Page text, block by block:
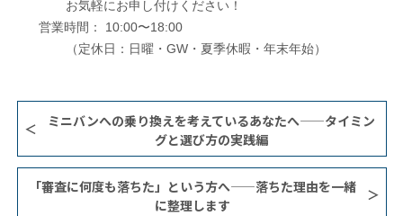
お気軽にお申し付けください！
営業時間： 10:00〜18:00
（定休日：日曜・GW・夏季休暇・年末年始）
ミニバンへの乗り換えを考えているあなたへ——タイミン
グと選び方の実践編
「審査に何度も落ちた」という方へ——落ちた理由を一緒
に整理します